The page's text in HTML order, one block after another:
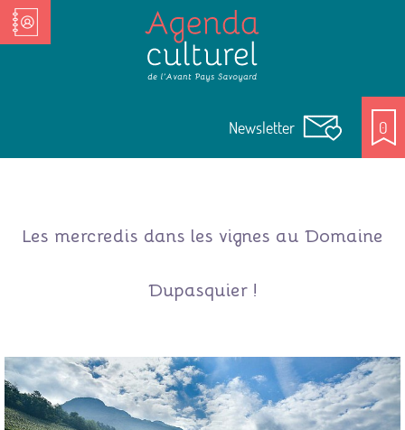
Nos Acteurs culturels
Newsletter 0
Les mercredis dans les vignes au Domaine
Dupasquier !